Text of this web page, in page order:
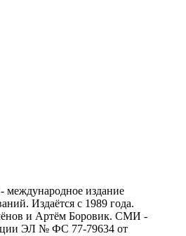
международное издание
Издаётся с 1989 года.
и Артём Боровик. CМИ -
ЭЛ № ФС 77-79634 от